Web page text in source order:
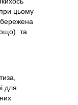
цьому
та
для